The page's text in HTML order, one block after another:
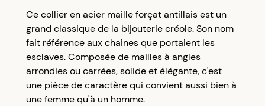
compte client et cumulez 5% de vos achats dans
votre cagnotte fidélité sans minimum d’achat.
Utilisez votre cagnotte de fidélité dès votre
prochaine commande à partir de 50€ d’achats.
Ce collier en acier maille forçat antillais est un
grand classique de la bijouterie créole. Son nom
fait référence aux chaines que portaient les
esclaves. Composée de mailles à angles
arrondies ou carrées, solide et élégante, c'est
une pièce de caractère qui convient aussi bien à
une femme qu'à un homme.